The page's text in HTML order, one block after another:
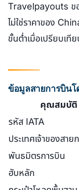
Travelpayouts ข
ไม่ใช่ราคาของ
ขั้นต่ำเมื่อเปรียบเที
ข้อมูลสายการบินโ
คุณสมบัติ
รหัส IATA
ประเทศเจ้าของสาย
พันธมิตรการบิน
ฮับหลัก